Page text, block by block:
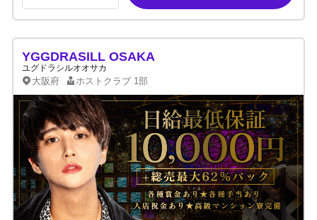
YGGDRASILL OSAKA
ユグドラシルオオサカ
大阪府 ホストクラブ 1部